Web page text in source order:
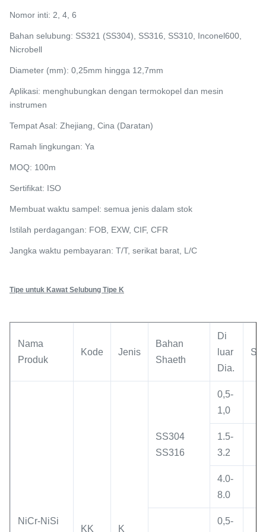
Nomor inti: 2, 4, 6
Bahan selubung: SS321 (SS304), SS316, SS310, Inconel600,
Nicrobell
Diameter (mm): 0,25mm hingga 12,7mm
Aplikasi: menghubungkan dengan termokopel dan mesin
instrumen
Tempat Asal: Zhejiang, Cina (Daratan)
Ramah lingkungan: Ya
MOQ: 100m
Sertifikat: ISO
Membuat waktu sampel: semua jenis dalam stok
Istilah perdagangan: FOB, EXW, CIF, CFR
Jangka waktu pembayaran: T/T, serikat barat , L/C
Tipe untuk Kawat Selubung Tipe K
Nama
Produk
Kode Jenis
Bahan
Shaeth
Di
luar
Dia.
NiCr-NiSi
KK K
SS304
SS316
0,5-
1,0
1.5-
3.2
4.0-
8.0
0,5-